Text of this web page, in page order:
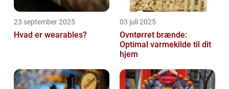
23 september 2025
Hvad er wearables?
03 juli 2025
Ovntørret brænde:
Optimal varmekilde til dit
hjem